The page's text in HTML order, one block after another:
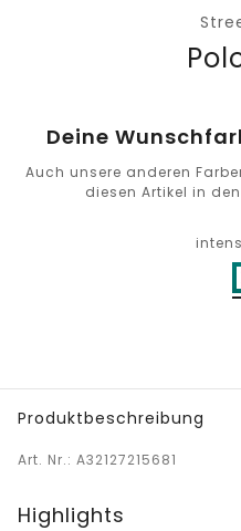
Deine
Auch unsere anderen
diesen Artikel in
Produktbeschreibung
Art. Nr.: A32127215681
Highlights